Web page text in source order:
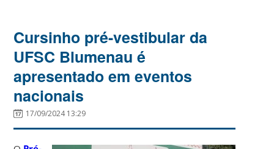
Cursinho pré-vestibular da
UFSC Blumenau é
apresentado em eventos
nacionais
17/09/2024 13:29